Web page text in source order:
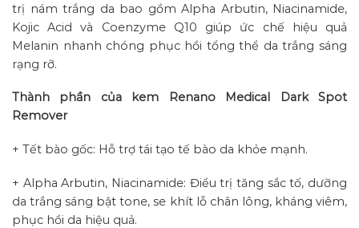
trị nám trắng da bao gồm Alpha Arbutin, Niacinamide,
Kojic Acid và Coenzyme Q10 giúp ức chế hiệu quả
Melanin nhanh chóng phục hồi tổng thể da trắng sáng
rạng rỡ.
Thành phần của kem Renano Medical Dark Spot
Remover
+ Tết bào gốc: Hỗ trợ tái tạo tế bào da khỏe mạnh.
+ Alpha Arbutin, Niacinamide: Điều trị tăng sắc tố, dưỡng
da trắng sáng bật tone, se khít lỗ chân lông, kháng viêm,
phục hồi da hiệu quả.